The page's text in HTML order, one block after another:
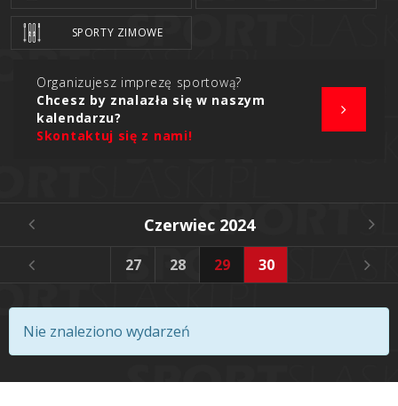
SPORTY ZIMOWE
Organizujesz imprezę sportową?
Chcesz by znalazła się w naszym
kalendarzu?
Skontaktuj się z nami!
Czerwiec 2024
27 28 29 30
Nie znaleziono wydarzeń